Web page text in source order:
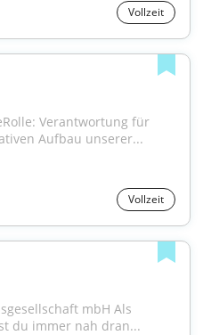
Vollzeit
Verantwortung für
Aufbau unserer...
Vollzeit
mbH Als
du immer nah dran...